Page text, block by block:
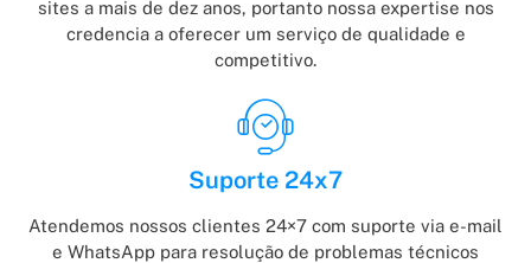
sites a mais de dez anos, portanto nossa expertise nos
credencia a oferecer um serviço de qualidade e
competitivo.
Suporte 24x7
Atendemos nossos clientes 24×7 com suporte via e-mail
e WhatsApp para resolução de problemas técnicos